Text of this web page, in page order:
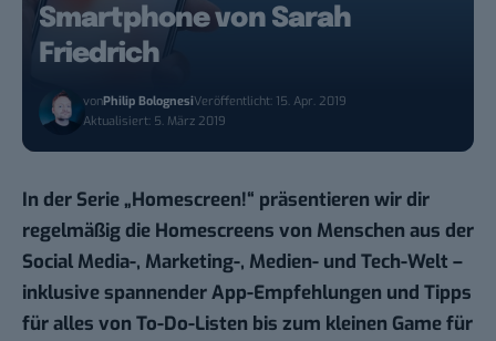
Smartphone von Sarah
Friedrich
vonPhilip BolognesiVeröffentlicht: 15. Apr. 2019
Aktualisiert: 5. März 2019
In der Serie „Homescreen!“ präsentieren wir dir
regelmäßig die Homescreens von Menschen aus der
Social Media-, Marketing-, Medien- und Tech-Welt –
inklusive spannender App-Empfehlungen und Tipps
für alles von To-Do-Listen bis zum kleinen Game für